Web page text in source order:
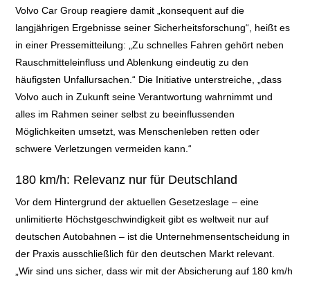
Volvo Car Group reagiere damit „konsequent auf die
langjährigen Ergebnisse seiner Sicherheitsforschung“, heißt es
in einer Pressemitteilung: „Zu schnelles Fahren gehört neben
Rauschmitteleinfluss und Ablenkung eindeutig zu den
häufigsten Unfallursachen.“ Die Initiative unterstreiche, „dass
Volvo auch in Zukunft seine Verantwortung wahrnimmt und
alles im Rahmen seiner selbst zu beeinflussenden
Möglichkeiten umsetzt, was Menschenleben retten oder
schwere Verletzungen vermeiden kann.“
180 km/h: Relevanz nur für Deutschland
Vor dem Hintergrund der aktuellen Gesetzeslage – eine
unlimitierte Höchstgeschwindigkeit gibt es weltweit nur auf
deutschen Autobahnen – ist die Unternehmensentscheidung in
der Praxis ausschließlich für den deutschen Markt relevant.
„Wir sind uns sicher, dass wir mit der Absicherung auf 180 km/h